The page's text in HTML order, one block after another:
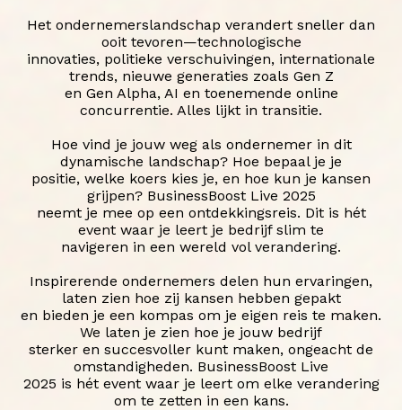
Het ondernemerslandschap verandert sneller dan
ooit tevoren—technologische
innovaties, politieke verschuivingen, internationale
trends, nieuwe generaties zoals Gen Z
en Gen Alpha, AI en toenemende online
concurrentie. Alles lijkt in transitie.
Hoe vind je jouw weg als ondernemer in dit
dynamische landschap? Hoe bepaal je je
positie, welke koers kies je, en hoe kun je kansen
grijpen? BusinessBoost Live 2025
neemt je mee op een ontdekkingsreis. Dit is hét
event waar je leert je bedrijf slim te
navigeren in een wereld vol verandering.
Inspirerende ondernemers delen hun ervaringen,
laten zien hoe zij kansen hebben gepakt
en bieden je een kompas om je eigen reis te maken.
We laten je zien hoe je jouw bedrijf
sterker en succesvoller kunt maken, ongeacht de
omstandigheden. BusinessBoost Live
2025 is hét event waar je leert om elke verandering
om te zetten in een kans.